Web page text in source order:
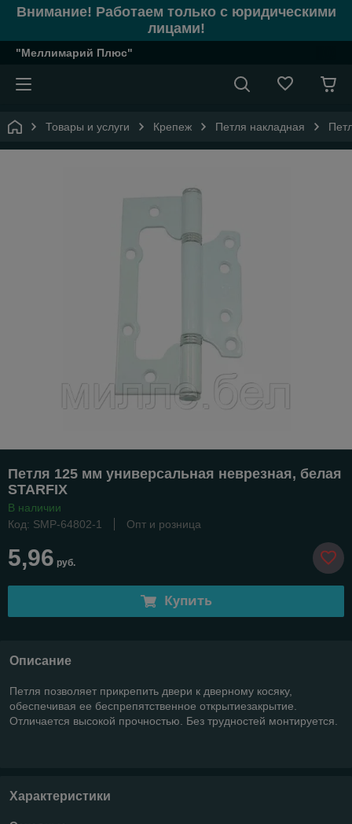
Внимание! Работаем только с юридическими
лицами!
"Меллимарий Плюс"
Товары и услуги Крепеж Петля накладная
Петля 125 мм универсальная неврезная, белая
STARFIX
В наличии
Код: SMP-64802-1
Опт и розница
5,96 руб.
Купить
Описание
Петля позволяет прикрепить двери к дверному косяку,
обеспечивая ее беспрепятственное открытиезакрытие.
Отличается высокой прочностью. Без трудностей монтируется.
Характеристики